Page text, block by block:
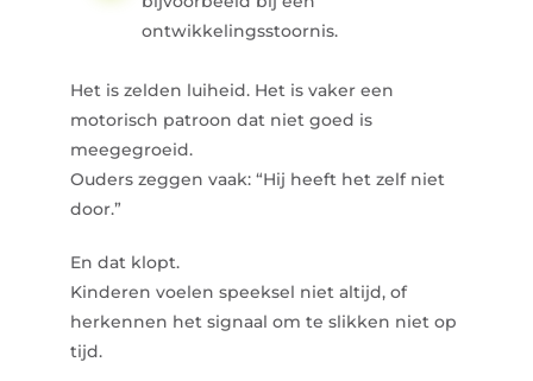
ontwikkelingsstoornis.
Het is zelden luiheid. Het is vaker een
motorisch patroon dat niet goed is
meegegroeid.
Ouders zeggen vaak: “Hij heeft het zelf niet
door.”
En dat klopt.
Kinderen voelen speeksel niet altijd, of
herkennen het signaal om te slikken niet op
tijd.